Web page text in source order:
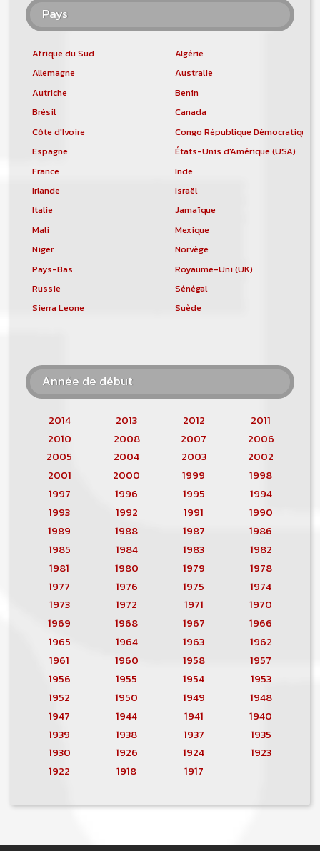
Pays
Afrique du Sud
Algérie
Allemagne
Australie
Autriche
Benin
Brésil
Canada
Côte d'Ivoire
Congo République Démocratique
Espagne
États-Unis d'Amérique (USA)
France
Inde
Irlande
Israël
Italie
Jamaïque
Mali
Mexique
Niger
Norvège
Pays-Bas
Royaume-Uni (UK)
Russie
Sénégal
Sierra Leone
Suède
Année de début
2014 2013 2012
2011
2010
2008 2007
2006
2005
2004 2003
2002
2001
2000 1999
1998
1997
1996 1995
1994
1993
1992 1991
1990
1989
1988 1987
1986
1985
1984 1983
1982
1981
1980 1979
1978
1977
1976 1975
1974
1973
1972 1971
1970
1969
1968 1967
1966
1965
1964 1963
1962
1961
1960 1958
1957
1956
1955 1954
1953
1952
1950 1949
1948
1947
1944 1941
1940
1939
1938 1937
1935
1930
1926 1924
1923
1922
1918 1917